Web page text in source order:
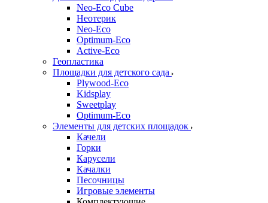
Neo-Eco Cube
Неотерик
Neo-Eco
Оptimum-Еco
Active-Eco
Геопластика
Площадки для детского сада
Plywood-Eco
Kidsplay
Sweetplay
Оptimum-Еco
Элементы для детских площадок
Качели
Горки
Карусели
Качалки
Песочницы
Игровые элементы